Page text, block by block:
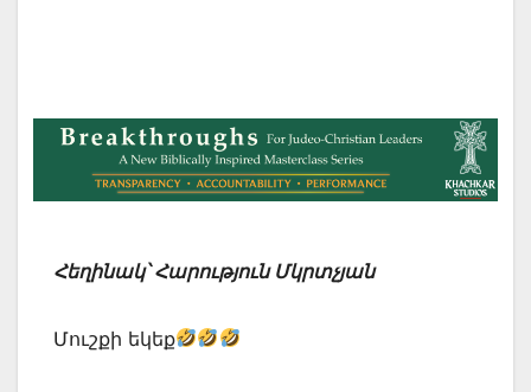
Հեղինակ՝ Հարություն Մկրտչյան
Մուշքի եկեք